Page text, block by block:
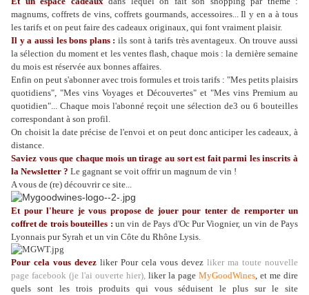
magnums, coffrets de vins, coffrets gourmands, accessoires... Il y en a à tous
les tarifs et on peut faire des cadeaux originaux, qui font vraiment plaisir.
Il y a aussi les bons plans : ils sont à tarifs très aventageux. On trouve aussi
la sélection du moment et les ventes flash, chaque mois : la dernière semaine
du mois est réservée aux bonnes affaires.
Enfin on peut s'abonner avec trois formules et trois tarifs : "Mes petits plaisirs
quotidiens", "Mes vins Voyages et Découvertes" et "Mes vins Premium au
quotidien"... Chaque mois l'abonné reçoit une sélection de3 ou 6 bouteilles
correspondant à son profil.
On choisit la date précise de l'envoi et on peut donc anticiper les cadeaux, à
distance.
Saviez vous que chaque mois un tirage au sort est fait parmi les inscrits à
la Newsletter ? Le gagnant se voit offrir un magnum de vin !
A vous de (re) découvrir ce site...
Et pour l'heure je vous propose de jouer pour tenter de remporter un
coffret de trois bouteilles : un vin de Pays d'Oc Pur Viognier, un vin de Pays
Lyonnais pur Syrah et un vin Côte du Rhône Lysis.
Pour cela vous devez liker Pour cela vous devez liker ma toute nouvelle
page facebook (je l'ai ouverte hier), likerla page MyGoodWines, et me dire
quels sont les trois produits qui vous séduisent le plus sur le site